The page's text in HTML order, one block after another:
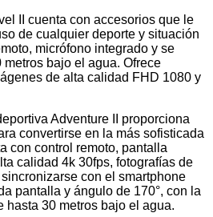
II cuenta con accesorios que le
de cualquier deporte y situación
micrófono integrado y se
bajo el agua. Ofrece
de alta calidad FHD 1080 y
Adventure II proporciona
convertirse en la más sofisticada
con control remoto, pantalla
calidad 4k 30fps, fotografías de
con el smartphone
pantalla y ángulo de 170°, con la
hasta 30 metros bajo el agua.